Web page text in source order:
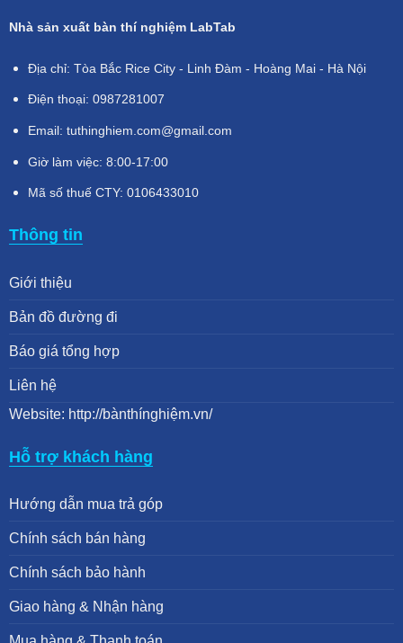
Nhà sản xuất bàn thí nghiệm LabTab
Địa chỉ: Tòa Bắc Rice City - Linh Đàm - Hoàng Mai - Hà Nội
Điện thoại: 0987281007
Email: tuthinghiem.com@gmail.com
Giờ làm việc: 8:00-17:00
Mã số thuế CTY: 0106433010
Thông tin
Giới thiệu
Bản đồ đường đi
Báo giá tổng hợp
Liên hệ
Website: http://bànthínghiệm.vn/
Hỗ trợ khách hàng
Hướng dẫn mua trả góp
Chính sách bán hàng
Chính sách bảo hành
Giao hàng & Nhận hàng